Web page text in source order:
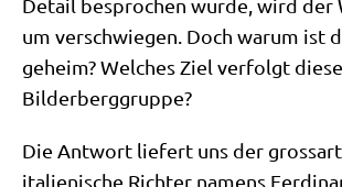
Detail bespro­chen wur­de, wird
um ver­schwie­gen. Doch war­um ist
geheim? Wel­ches Ziel ver­folgt
Bilderberggruppe?
Die Ant­wort lie­fert uns der
ita­lie­ni­sche Rich­ter namens